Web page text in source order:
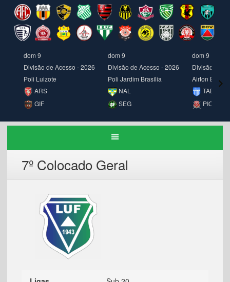
dom 9
Divisão de Acesso - 2026
Poli Luizote
ARS
GIF
dom 9
Divisão de Acesso - 2026
Poli Jardim Brasília
NAL
SEG
dom 9
Divisão de
Airton Borges
TAB
PIO
7º Colocado Geral